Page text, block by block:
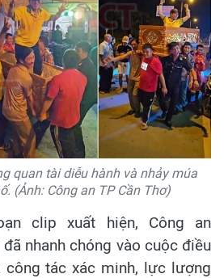
quan tài diễu hành và nhảy múa
(Ảnh: Công an TP Cần Thơ)
clip xuất hiện, Công an
nhanh chóng vào cuộc điều
công tác xác minh, lực lượng